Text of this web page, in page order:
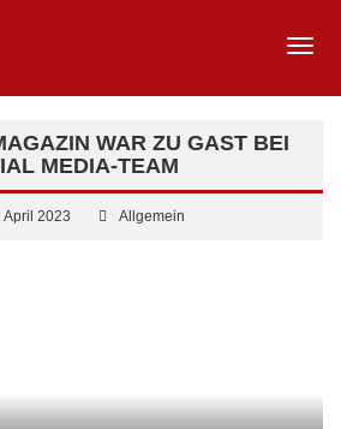
WAR ZU GAST BEI
MEDIA-TEAM
April 2023 Allgemein